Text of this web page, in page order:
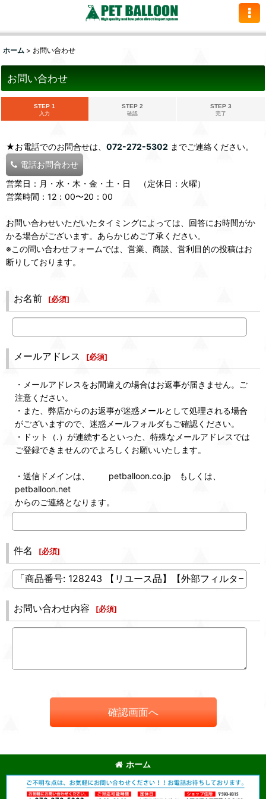
ホーム > お問い合わせ
お問い合わせ
STEP 1
入力
STEP 2
確認
STEP 3
完了
★お電話でのお問合せは、 072-272-5302 までご連絡ください。
電話お問合わせ
営業日：月・水・木・金・土・日 （定休日：火曜）
営業時間：12：00〜20：00
お問い合わせいただいたタイミングによっては、回答にお時間がか
かる場合がございます。あらかじめご了承ください。
※この問い合わせフォームでは、営業、商談、営利目的の投稿はお
断りしております。
お名前 [必須]
メールアドレス [必須]
・メールアドレスをお間違えの場合はお返事が届きません。ご
注意ください。
・また、弊店からのお返事が迷惑メールとして処理される場合
がございますので、迷惑メールフォルダもご確認ください。
・ドット（.）が連続するといった、特殊なメールアドレスでは
ご登録できませんのでよろしくお願いいたします。
・送信ドメインは、 petballoon.co.jp もしくは、
petballoon.net
からのご連絡となります。
件名 [必須]
お問い合わせ内容 [必須]
確認画面へ
ホーム